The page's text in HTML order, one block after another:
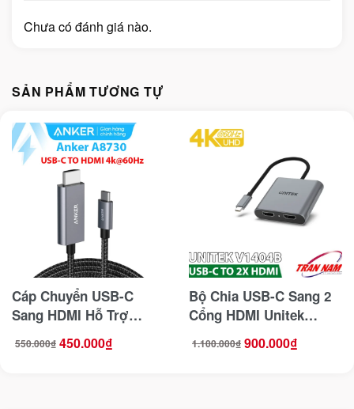
Chưa có đánh giá nào.
SẢN PHẨM TƯƠNG TỰ
Cáp Chuyển USB-C
Sang HDMI Hỗ Trợ
4K@60Hz Dài 1.8M
Anker A8730
550.000₫
Giá
gốc 450.000₫
Giá
hiện
Bộ Chia USB-C Sang 2
Cổng HDMI Unitek
V1404B – Hỗ Trợ
4K@60Hz , Xuất 2 Màn
1.100.000₫
Giá
gốc 900.000₫
Giá
hiện